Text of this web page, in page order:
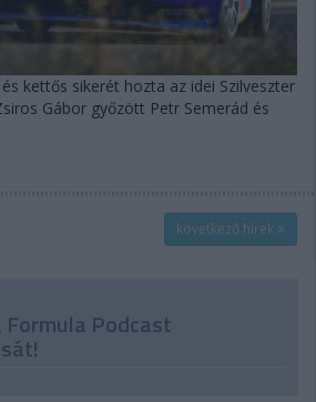
kettős sikerét hozta az idei Szilveszter
Gábor győzött Petr Semerád és
következő hírek
Formula Podcast